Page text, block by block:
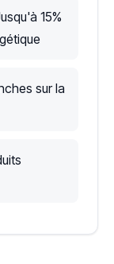
15%
sur la